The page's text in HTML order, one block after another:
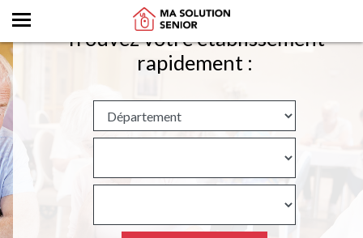
Trouvez votre établissement
rapidement :